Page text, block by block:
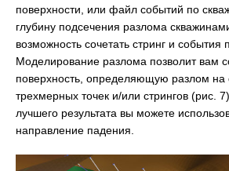
поверхности, или файл событий по
глубину подсечения разлома
возможность сочетать стринг и события
Моделирование разлома позволит вам
поверхность, определяющую разлом на
трехмерных точек и/или стрингов (рис.
лучшего результата вы можете
направление падения.